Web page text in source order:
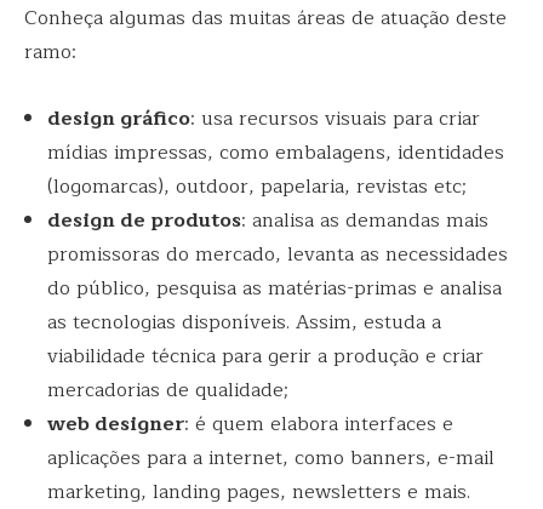
Conheça algumas das muitas áreas de atuação deste
ramo:
design gráfico: usa recursos visuais para criar
mídias impressas, como embalagens, identidades
(logomarcas), outdoor, papelaria, revistas etc;
design de produtos: analisa as demandas mais
promissoras do mercado, levanta as necessidades
do público, pesquisa as matérias-primas e analisa
as tecnologias disponíveis. Assim, estuda a
viabilidade técnica para gerir a produção e criar
mercadorias de qualidade;
web designer: é quem elabora interfaces e
aplicações para a internet, como banners, e-mail
marketing, landing pages, newsletters e mais.